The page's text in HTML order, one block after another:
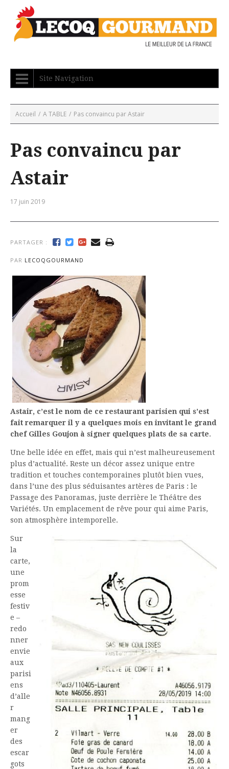
Site Navigation
Accueil / A TABLE / Pas convaincu par Astair
Pas convaincu par
Astair
17 juin 2019
PARTAGER :
PAR LECOQGOURMAND
Astair, c’est le nom de ce restaurant parisien qui s’est
fait remarquer il y a quelques mois en invitant le grand
chef Gilles Goujon à signer quelques plats de sa carte.
Une belle idée en effet, mais qui n’est malheureusement
plus d’actualité. Reste un décor assez unique entre
tradition et touches contemporaines plutôt bien vues,
dans l’une des plus séduisantes artères de Paris : le
Passage des Panoramas, juste derrière le Théâtre des
Variétés. Un emplacement de rêve pour qui aime Paris,
son atmosphère intemporelle.
Sur
la
carte,
une
prom
esse
festiv
e –
redo
nner
envie
aux
parisi
ens
d’alle
r
mang
er
des
escar
gots